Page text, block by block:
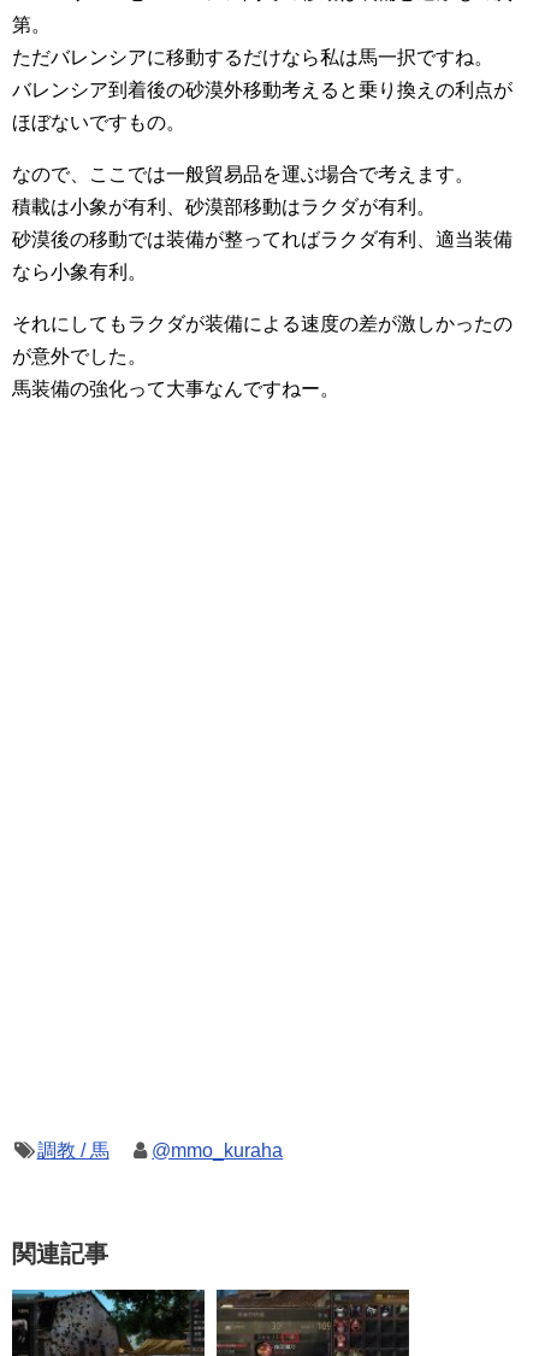
第。
ただバレンシアに移動するだけなら私は馬一択ですね。
バレンシア到着後の砂漠外移動考えると乗り換えの利点が
ほぼないですもの。
なので、ここでは一般貿易品を運ぶ場合で考えます。
積載は小象が有利、砂漠部移動はラクダが有利。
砂漠後の移動では装備が整ってればラクダ有利、適当装備
なら小象有利。
それにしてもラクダが装備による速度の差が激しかったの
が意外でした。
馬装備の強化って大事なんですねー。
調教 / 馬 @mmo_kuraha
関連記事